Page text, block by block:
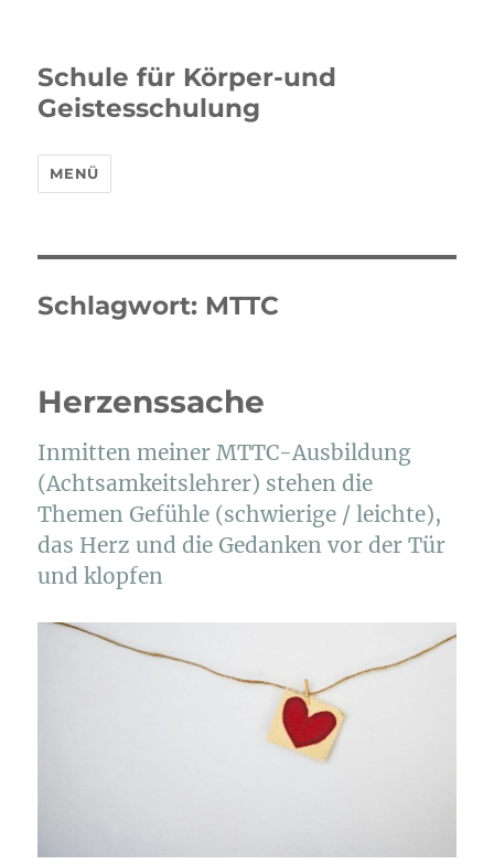
Schule für Körper-und
Geistesschulung
MENÜ
Schlagwort: MTTC
Herzenssache
Inmitten meiner MTTC-Ausbildung
(Achtsamkeitslehrer) stehen die
Themen Gefühle (schwierige / leichte),
das Herz und die Gedanken vor der Tür
und klopfen